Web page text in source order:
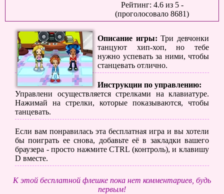
Рейтинг: 4.6из 5-
(проголосовало 8681)
Описание игры: Три девчонки
танцуют хип-хоп, но тебе
нужно успевать за ними, чтобы
станцевать отлично.
Инструкции по управлению:
Управлени осуществляется стрелками на клавиатуре.
Нажимай на стрелки, которые показываются, чтобы
танцевать.
Если вам понравилась эта бесплатная игра и вы хотели
бы поиграть ее снова, добавьте её в закладки вашего
браузера - просто нажмите CTRL (контроль), и клавишу
D вместе.
К этой бесплатной флешке пока нет комментариев, будь
первым!